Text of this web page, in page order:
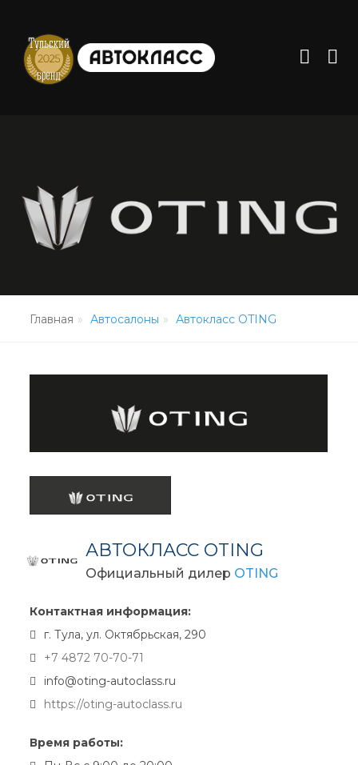
Главная Автосалоны Автокласс OTING
АВТОКЛАСС OTING
Официальный дилер OTING
Контактная информация:
г. Тула, ул. Октябрьская, 290
+7 4872 70-70-71
info@oting-autoclass.ru
https://oting-autoclass.ru
Время работы: